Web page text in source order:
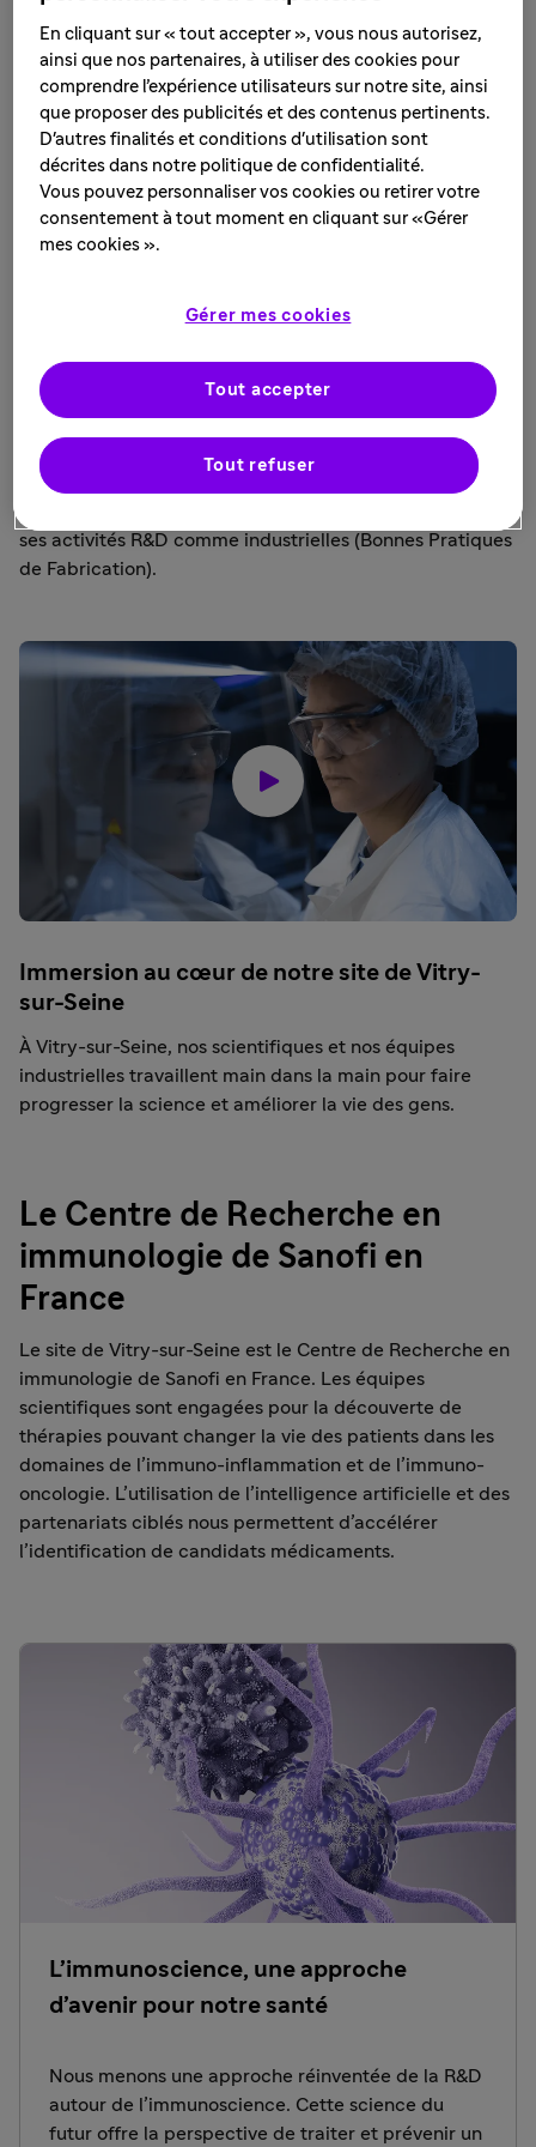
la recherche et la production de molécules innovantes
issues des biotechnologies.
Le site rassemble plus de 2 000 collaborateurs : des
chercheurs en immuno-inflammation et immuno-
oncologie, des biologistes, des chimistes, des
pharmacologues, des analystes scientifiques, des data
scientists, des galénistes, des toxicologues, des experts
domaines extrêmement pointus tels que l’imagerie in
biologie structurale ou encore la culture cellulaire.
vitrines de l’Industrie du Futur labellisées par l’Alliance
Industrie du Futur. Le site est également reconnu par les
ses activités R&D comme industrielles (Bonnes Pratiques
de Fabrication).
Immersion au cœur de notre site de Vitry-
sur-Seine
À Vitry-sur-Seine, nos scientifiques et nos équipes
industrielles travaillent main dans la main pour faire
progresser la science et améliorer la vie des gens.
Le Centre de Recherche en
immunologie de Sanofi en
France
Le site de Vitry-sur-Seine est le Centre de Recherche en
immunologie de Sanofi en France. Les équipes
scientifiques sont engagées pour la découverte de
thérapies pouvant changer la vie des patients dans les
domaines de l’immuno-inflammation et de l’immuno-
oncologie. L’utilisation de l’intelligence artificielle et des
partenariats ciblés nous permettent d’accélérer
l’identification de candidats médicaments.
L’immunoscience, une approche
d’avenir pour notre santé
Nous menons une approche réinventée de la R&D
autour de l’immunoscience. Cette science du
futur offre la perspective de traiter et prévenir un
En cliquant sur « tout accepter », vous nous autorisez,
ainsi que nos partenaires, à utiliser des cookies pour
comprendre l’expérience utilisateurs sur notre site, ainsi
que proposer des publicités et des contenus pertinents.
D'autres finalités et conditions d'utilisation sont
décrites dans notre politique de confidentialité.
Vous pouvez personnaliser vos cookies ou retirer votre
consentement à tout moment en cliquant sur «Gérer
mes cookies ».
Gérer mes cookies
Tout refuser
Tout accepter